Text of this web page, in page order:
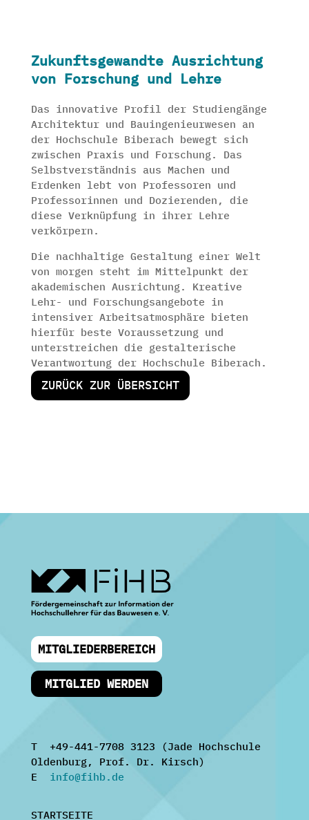
Zukunftsgewandte Ausrichtung
von Forschung und Lehre
Das innovative Profil der Studiengänge
Architektur und Bauingenieurwesen an
der Hochschule Biberach bewegt sich
zwischen Praxis und Forschung. Das
Selbstverständnis aus Machen und
Erdenken lebt von Professoren und
Professorinnen und Dozierenden, die
diese Verknüpfung in ihrer Lehre
verkörpern.
Die nachhaltige Gestaltung einer Welt
von morgen steht im Mittelpunkt der
akademischen Ausrichtung. Kreative
Lehr- und Forschungsangebote in
intensiver Arbeitsatmosphäre bieten
hierfür beste Voraussetzung und
unterstreichen die gestalterische
Verantwortung der Hochschule Biberach.
ZURÜCK ZUR ÜBERSICHT
MITGLIEDERBEREICH
MITGLIED WERDEN
T +49-441-7708 3123 (Jade Hochschule
Oldenburg, Prof. Dr. Kirsch)
E info@fihb.de
STARTSEITE